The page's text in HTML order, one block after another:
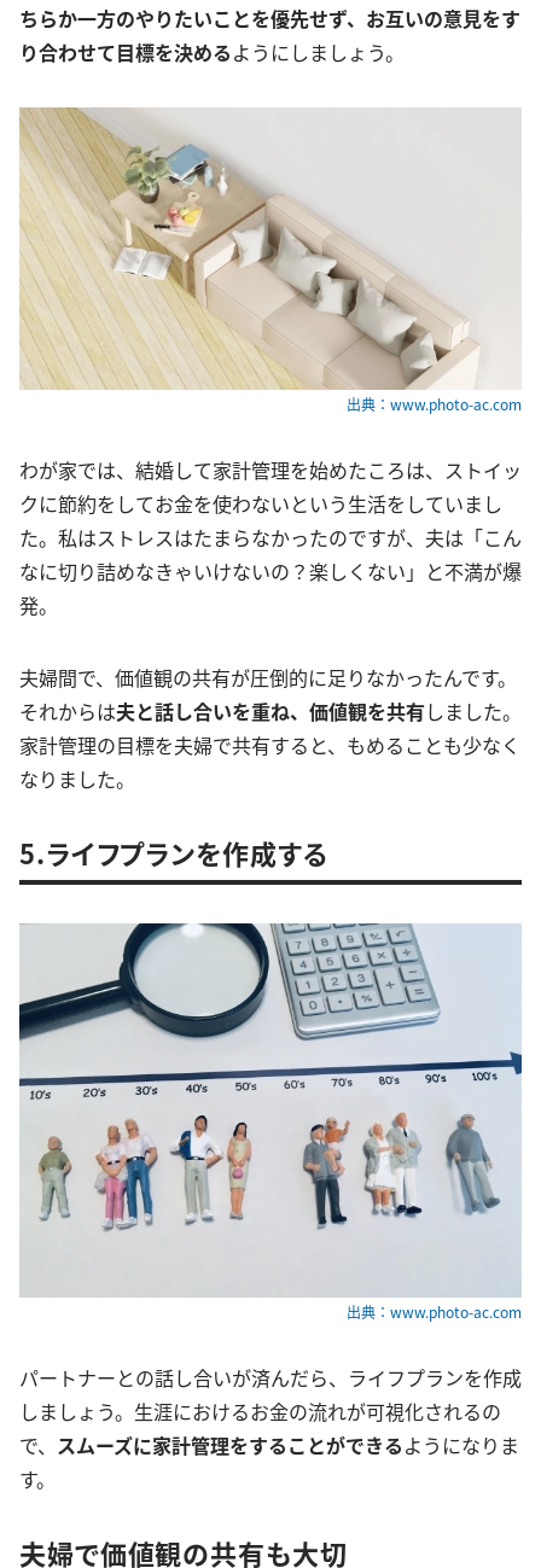
ちらか一方のやりたいことを優先せず、お互いの意見をす
り合わせて目標を決めるようにしましょう。
出典：www.photo-ac.com
わが家では、結婚して家計管理を始めたころは、ストイッ
クに節約をしてお金を使わないという生活をしていまし
た。私はストレスはたまらなかったのですが、夫は「こん
なに切り詰めなきゃいけないの？楽しくない」と不満が爆
発。
夫婦間で、価値観の共有が圧倒的に足りなかったんです。
それからは夫と話し合いを重ね、価値観を共有しました。
家計管理の目標を夫婦で共有すると、もめることも少なく
なりました。
5.ライフプランを作成する
出典：www.photo-ac.com
パートナーとの話し合いが済んだら、ライフプランを作成
しましょう。生涯におけるお金の流れが可視化されるの
で、 スムーズに家計管理をすることができるようになりま
す。
夫婦で価値観の共有も大切